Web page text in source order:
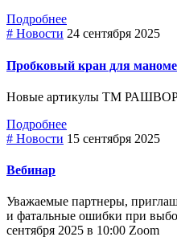
Подробнее
# Новости 24 сентября 2025
Пробковый кран для
Новые артикулы ТМ
Подробнее
# Новости 15 сентября 2025
Вебинар
Уважаемые партнеры,
и фатальные ошибки при
сентября 2025 в 10:00 Zoom